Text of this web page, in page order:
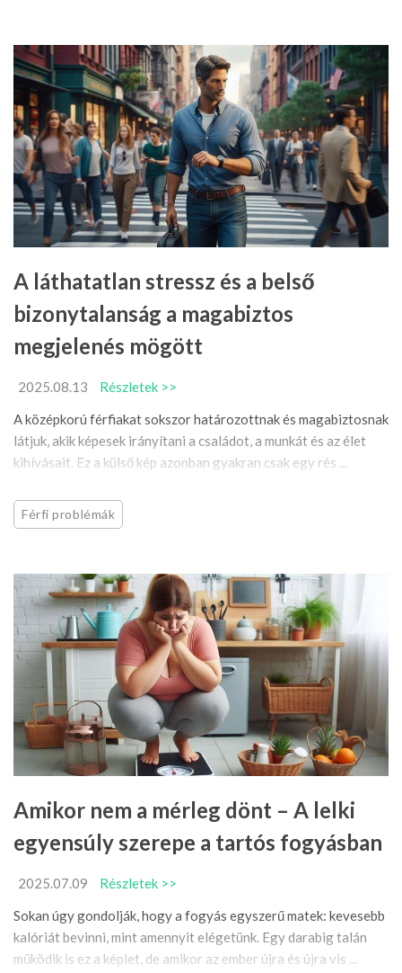
A láthatatlan stressz és a belső
bizonytalanság a magabiztos
megjelenés mögött
2025.08.13
Részletek >>
A középkorú férfiakat sokszor határozottnak és magabiztosnak
látjuk, akik képesek irányítani a családot, a munkát és az élet
kihívásait. Ez a külső kép azonban gyakran csak egy rés ...
Férfi problémák
Amikor nem a mérleg dönt – A lelki
egyensúly szerepe a tartós fogyásban
2025.07.09
Részletek >>
Sokan úgy gondolják, hogy a fogyás egyszerű matek: kevesebb
kalóriát bevinni, mint amennyit elégetünk. Egy darabig talán
működik is ez a képlet, de amikor az ember újra és újra vis ...